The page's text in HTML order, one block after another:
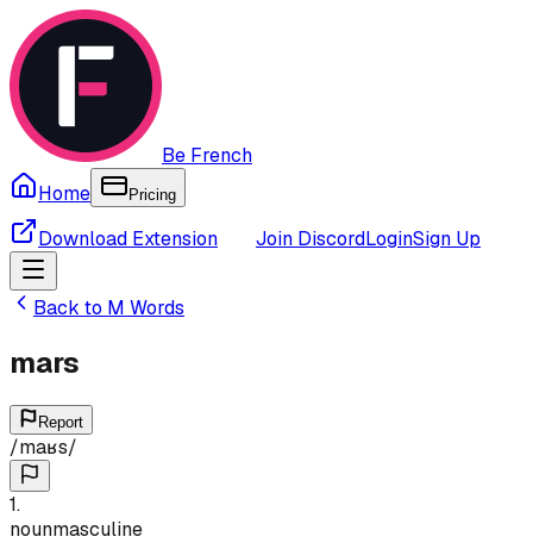
Be French
Home
Pricing
Download Extension Join DiscordLoginSign Up
Back to M Words
mars
Report
/maʁs/
1.
nounmasculine